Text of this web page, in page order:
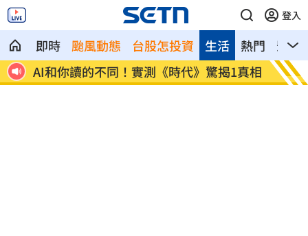
登入
即時 颱風動態 台股怎投資 熱門 影音
生活
代》驚揭1真相 這大廠三支柱到位 全年EPS上看5.68